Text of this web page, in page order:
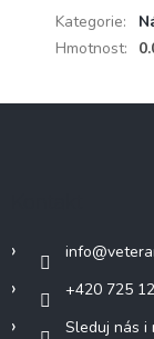
Kategorie:
Hmotnost:
info@
+420 725
Sleduj nás i